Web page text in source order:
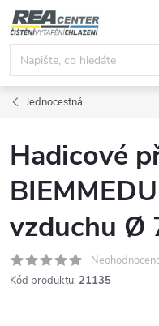
Přejít
na
obsah
Jednocestná
Hadicové
vzduchu Ø
Kód produktu: 21135